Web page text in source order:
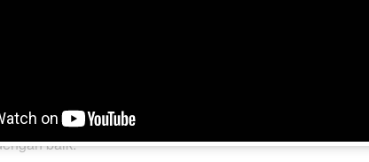
menjaganya jangan sampai hilang.”
baik.”